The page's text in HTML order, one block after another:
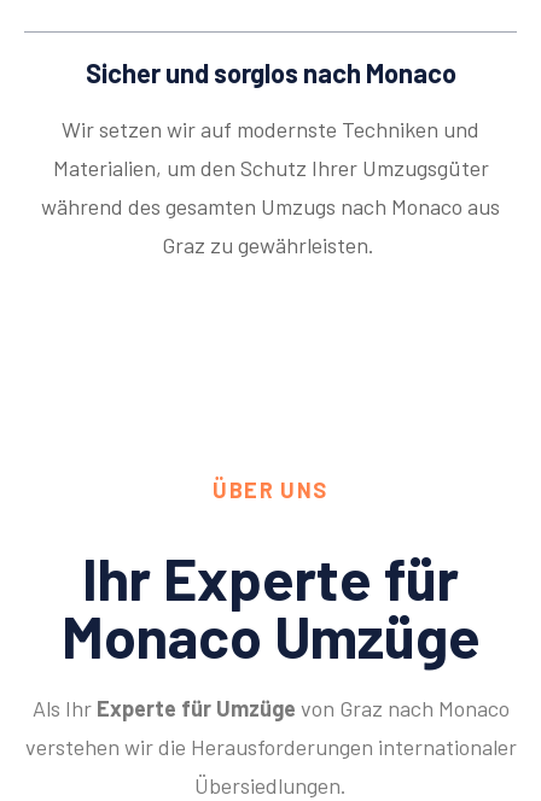
Sicher und sorglos nach Monaco
Wir setzen wir auf modernste Techniken und
Materialien, um den Schutz Ihrer Umzugsgüter
während des gesamten Umzugs nach Monaco aus
Graz zu gewährleisten.
ÜBER UNS
Ihr Experte für
Monaco Umzüge
Als Ihr Experte für Umzüge von Graz nach Monaco
verstehen wir die Herausforderungen internationaler
Übersiedlungen.